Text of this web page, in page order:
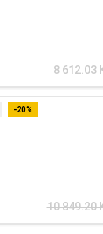
8 612.03
-20%
10 849.20